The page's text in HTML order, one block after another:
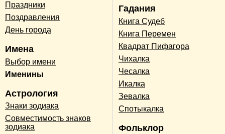
Праздники
Поздравления
День города
Имена
Выбор имени
Именины
Астрология
Знаки зодиака
Совместимость знаков
зодиака
Гадания
Книга Судеб
Книга Перемен
Квадрат Пифагора
Чихалка
Чесалка
Икалка
Зевалка
Спотыкалка
Фольклор